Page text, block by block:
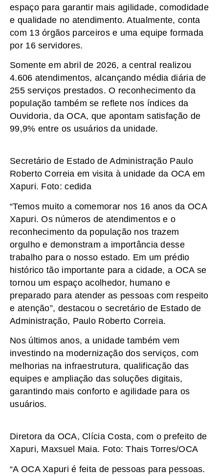
espaço para garantir mais agilidade, comodidade
e qualidade no atendimento. Atualmente, conta
com 13 órgãos parceiros e uma equipe formada
por 16 servidores.
Somente em abril de 2026, a central realizou
4.606 atendimentos, alcançando média diária de
255 serviços prestados. O reconhecimento da
população também se reflete nos índices da
Ouvidoria, da OCA, que apontam satisfação de
99,9% entre os usuários da unidade.
Secretário de Estado de Administração Paulo
Roberto Correia em visita à unidade da OCA em
Xapuri. Foto: cedida
“Temos muito a comemorar nos 16 anos da OCA
Xapuri. Os números de atendimentos e o
reconhecimento da população nos trazem
orgulho e demonstram a importância desse
trabalho para o nosso estado. Em um prédio
histórico tão importante para a cidade, a OCA se
tornou um espaço acolhedor, humano e
preparado para atender as pessoas com respeito
e atenção”, destacou o secretário de Estado de
Administração, Paulo Roberto Correia.
Nos últimos anos, a unidade também vem
investindo na modernização dos serviços, com
melhorias na infraestrutura, qualificação das
equipes e ampliação das soluções digitais,
garantindo mais conforto e agilidade para os
usuários.
Diretora da OCA, Clícia Costa, com o prefeito de
Xapuri, Maxsuel Maia. Foto: Thais Torres/OCA
“A OCA Xapuri é feita de pessoas para pessoas.